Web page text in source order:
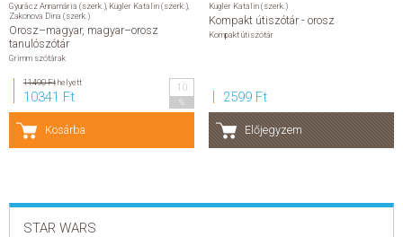
Gyurácz Annamária (szerk.) Kugler Katalin (szerk.)
Zakonova Dina (szerk.)
Orosz–magyar, magyar–orosz
tanulószótár
Grimm szótárak
11490 Fthelyett
10341 Ft
10
Kosárba
Kugler Katalin (szerk.)
Kompakt útiszótár - orosz
Kompakt útiszótár
2599 Ft
Előjegyzem
STAR WARS
SEGÍTHETEK?
SZERZŐK
GYIK